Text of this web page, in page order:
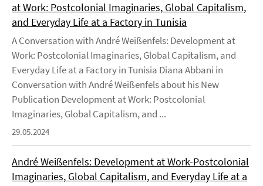
at Work: Postcolonial Imaginaries, Global Capitalism,
and Everyday Life at a Factory in Tunisia
A Conversation with André Weißenfels: Development at
Work: Postcolonial Imaginaries, Global Capitalism, and
Everyday Life at a Factory in Tunisia Diana Abbani in
Conversation with André Weißenfels about his New
Publication Development at Work: Postcolonial
Imaginaries, Global Capitalism, and ...
29.05.2024
André Weißenfels: Development at Work-Postcolonial
Imaginaries, Global Capitalism, and Everyday Life at a